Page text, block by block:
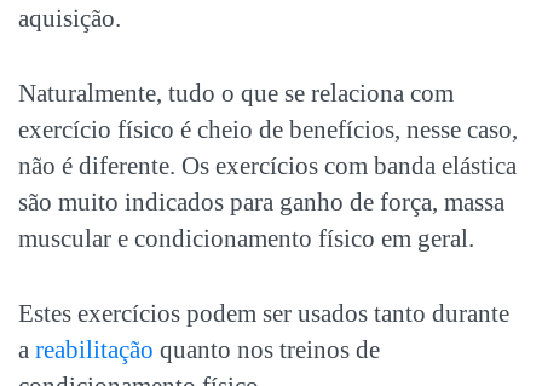
aquisição.
Naturalmente, tudo o que se relaciona com
exercício físico é cheio de benefícios, nesse caso,
não é diferente. Os exercícios com banda elástica
são muito indicados para ganho de força, massa
muscular e condicionamento físico em geral.
Estes exercícios podem ser usados tanto durante
a reabilitação quanto nos treinos de